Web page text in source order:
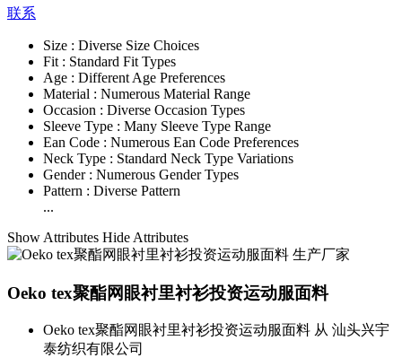
联系
Size : Diverse Size Choices
Fit : Standard Fit Types
Age : Different Age Preferences
Material : Numerous Material Range
Occasion : Diverse Occasion Types
Sleeve Type : Many Sleeve Type Range
Ean Code : Numerous Ean Code Preferences
Neck Type : Standard Neck Type Variations
Gender : Numerous Gender Types
Pattern : Diverse Pattern
...
Show Attributes Hide Attributes
Oeko tex聚酯网眼衬里衬衫投资运动服面料
Oeko tex聚酯网眼衬里衬衫投资运动服面料 从 汕头兴宇
泰纺织有限公司